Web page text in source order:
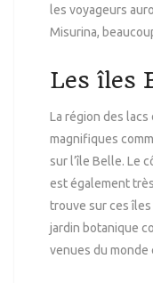
les voyageurs
Misurina,
Les îles
La région des lacs
magnifiques
sur l’île Belle. Le
est également
trouve sur ces
jardin botanique
venues du monde